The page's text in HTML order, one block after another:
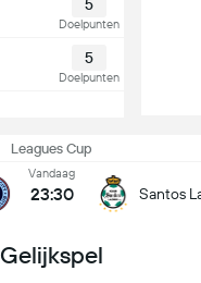
5
Doelpunten
5
Doelpunten
Leagues Cup
Vandaag
23:30 Santos
Gelijkspel